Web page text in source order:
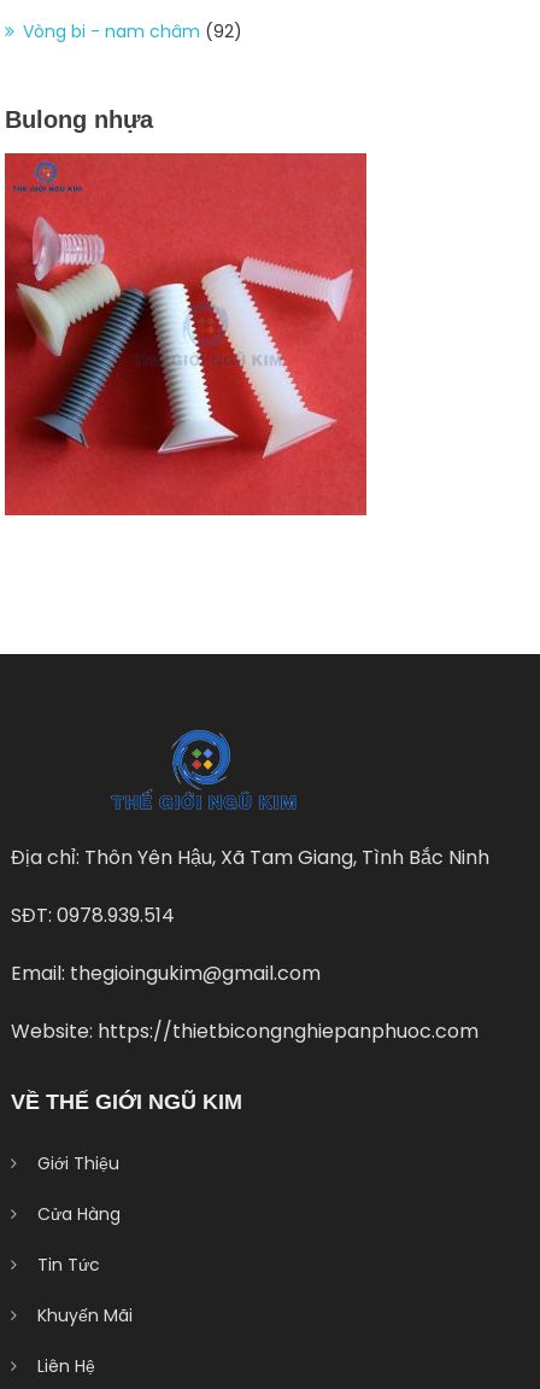
Vòng bi - nam châm (92)
Bulong nhựa
Địa chỉ: Thôn Yên Hậu, Xã Tam Giang, Tình Bắc Ninh
SĐT: 0978.939.514
Email: thegioingukim@gmail.com
Website: https://thietbicongnghiepanphuoc.com
VỀ THẾ GIỚI NGŨ KIM
Giới Thiệu
Cửa Hàng
Tin Tức
Khuyến Mãi
Liên Hệ